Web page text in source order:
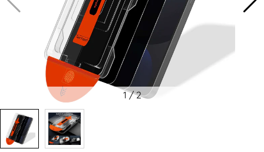
1/2